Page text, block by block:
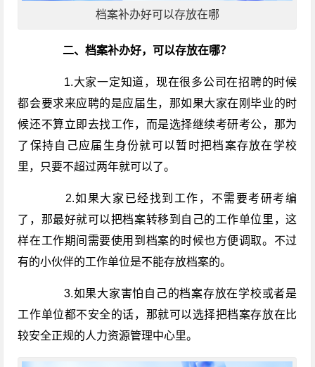
档案补办好可以存放在哪
二、档案补办好，可以存放在哪？
1.大家一定知道，现在很多公司在招聘的时候
都会要求来应聘的是应届生，那如果大家在刚毕业的时
候还不算立即去找工作，而是选择继续考研考公，那为
了保持自己应届生身份就可以暂时把档案存放在学校
里，只要不超过两年就可以了。
2.如果大家已经找到工作，不需要考研考编
了，那最好就可以把档案转移到自己的工作单位里，这
样在工作期间需要使用到档案的时候也方便调取。不过
有的小伙伴的工作单位是不能存放档案的。
3.如果大家害怕自己的档案存放在学校或者是
工作单位都不安全的话，那就可以选择把档案存放在比
较安全正规的人力资源管理中心里。